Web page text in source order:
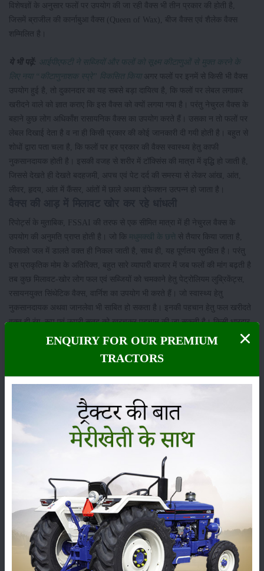
विशेषज्ञों के अनुसार फलों पर उपयोग की जा रही वैक्स भी तीन प्रकार की होती है,
जिसमें ब्राजील की कार्नाबुआ वैक्स (Queen of Wax), बीज वैक्स एवं शैलेक वैक्स
शम्मिलित है।
ये भी पढ़ें: आईपीएफटी ने सब्जियों और फलों को सूक्ष्म कीटाणुओं से मुक्त करने के
लिए नया “कीटाणुनाशक स्प्रे” विकसित किया अगर फलों पर इनमें से किसी भी वैक्स
उपयोग हुई है, तो दुकानदार का यह सबसे बड़ा दायित्व है, कि फलों पर लेबल लगाकर
खरीदने वाले को ज्ञात कराए कि इस वैक्स को क्यों लगया गया है। परंतु नेचुरल वैक्स के
बहाने कुछ लोग अधिकाँश रासायनिक वैक्स का उपयोग करते हैं। उसका न तो फलों पर
लेबल दिखाई देता है व ना ही किसी प्रकार की कोई जानकारी दी गयी होती है। बहुत से
शोधों द्वारा पता चला है, कि फलों पर हर प्रकार की वैक्स स्वास्थ्य हेतु काफी
नुकसानदायक होती है। इसकी वजह से शरीर में टॉक्सिंस की मात्रा में वृद्धि हो जाती है,
जिससे देखते ही देखते बदहजमी, अपच एवं पेट दर्द की समस्या से लेकर आंख, आंत,
लीवर, हृदय, आंत में कैंसर, आंतों में छाले अथवा इंफेक्शन उत्पन्न हो जाता है।
रिपोर्ट्स के मुताबिक, FSSAI की तरफ से एक सीमित मात्रा में ही नेचुरल वैक्स के
उपयोग की अनुमति प्राप्त होती है। जो कि मधुमक्खी के छत्ते से तैयार किया जाता है,
जिसको जल में डालते वक्त ही निकल जाती है, साथ ही, यह पूर्णतय सुरक्षित है। परंतु
इस प्राकृतिक मोम के अतिरिक्त, बहुत सारे व्यापारी बाजार में जब फलों की मांग बढ़ती है
तब कुछ मिलावट-खोर लोग फल एवं सब्जियों को चमकाने हेतु पेट्रोलियम लुब्रिकेंट्स,
रसायनयुक्त सिंथेटिक वैक्स, वार्निश का उपयोग भी करते हैं। जो स्वास्थ्य हेतु
नुकसानदायक अथवा जानलेवा भी साबित हो सकता है। इनकी पहचान हेतु फल खरीदते
वक्त ही रंग, रूप एवं ऊपरी सतह को खुरचकर पहचान की जा सकती है। किसी धारदार
चीज अथवा नाखून से फल को रगड़ने तथा खुरचने के उपरांत सफेद रंग की परत या
वैक्स को हटाने का आसान तरीका
बाजार में मानकों पर आधारित वैक्स की कोटिंग वाले फलों के विक्रय हेतु अनुमति होती
है। इस वैक्स को हटाना को ज्यादा मुश्किल काम नहीं होता है, आप फलों को पहले
देखभाल करके ही खरीदें एवं घर लाकर गर्म जल से बेहतरीन रूप से धुलकर-कपड़ों से
साफ करके खाएं। बतादें, कि गर्म जल की वजह से वैक्स पिघल जाती है साथ ही
केमिकल भी फलों से निकल जाता है। यदि आप चाहें तो एक बर्तन में जल लेकर नींबू एवं
सब्जियों को बेहतर तरीके से रगड़कर साफ करें और खाएं। कुल मिलाकर फल-सब्जियों
को खरीदते वक्त एवं खाने से पूर्व सावधानियां जरूर बरतें। क्योंकि आजकल बाजार में
मिलावटखोर खूब मिलावटी सामान बाजार में शुद्ध बताकर बेच रहे हैं। इसलिए हमें बेहद
सावधान और जागरुक होने की आवश्यकता है। यदि आपको कोई गलत पदार्थ बेचता है
तो उसकी तुरंत शिकायत की जाए।
श्रेणी
ENQUIRY FOR OUR PREMIUM
TRACTORS